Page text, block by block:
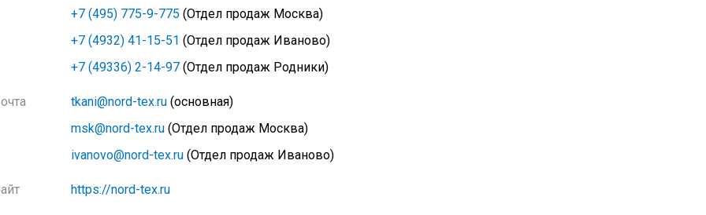
+7 (495) 775-9-775 (Отдел продаж Москва)
+7 (4932) 41-15-51 (Отдел продаж Иваново)
+7 (49336) 2-14-97 (Отдел продаж Родники)
tkani@nord-tex.ru (основная)
msk@nord-tex.ru (Отдел продаж Москва)
ivanovo@nord-tex.ru (Отдел продаж Иваново)
https://nord-tex.ru